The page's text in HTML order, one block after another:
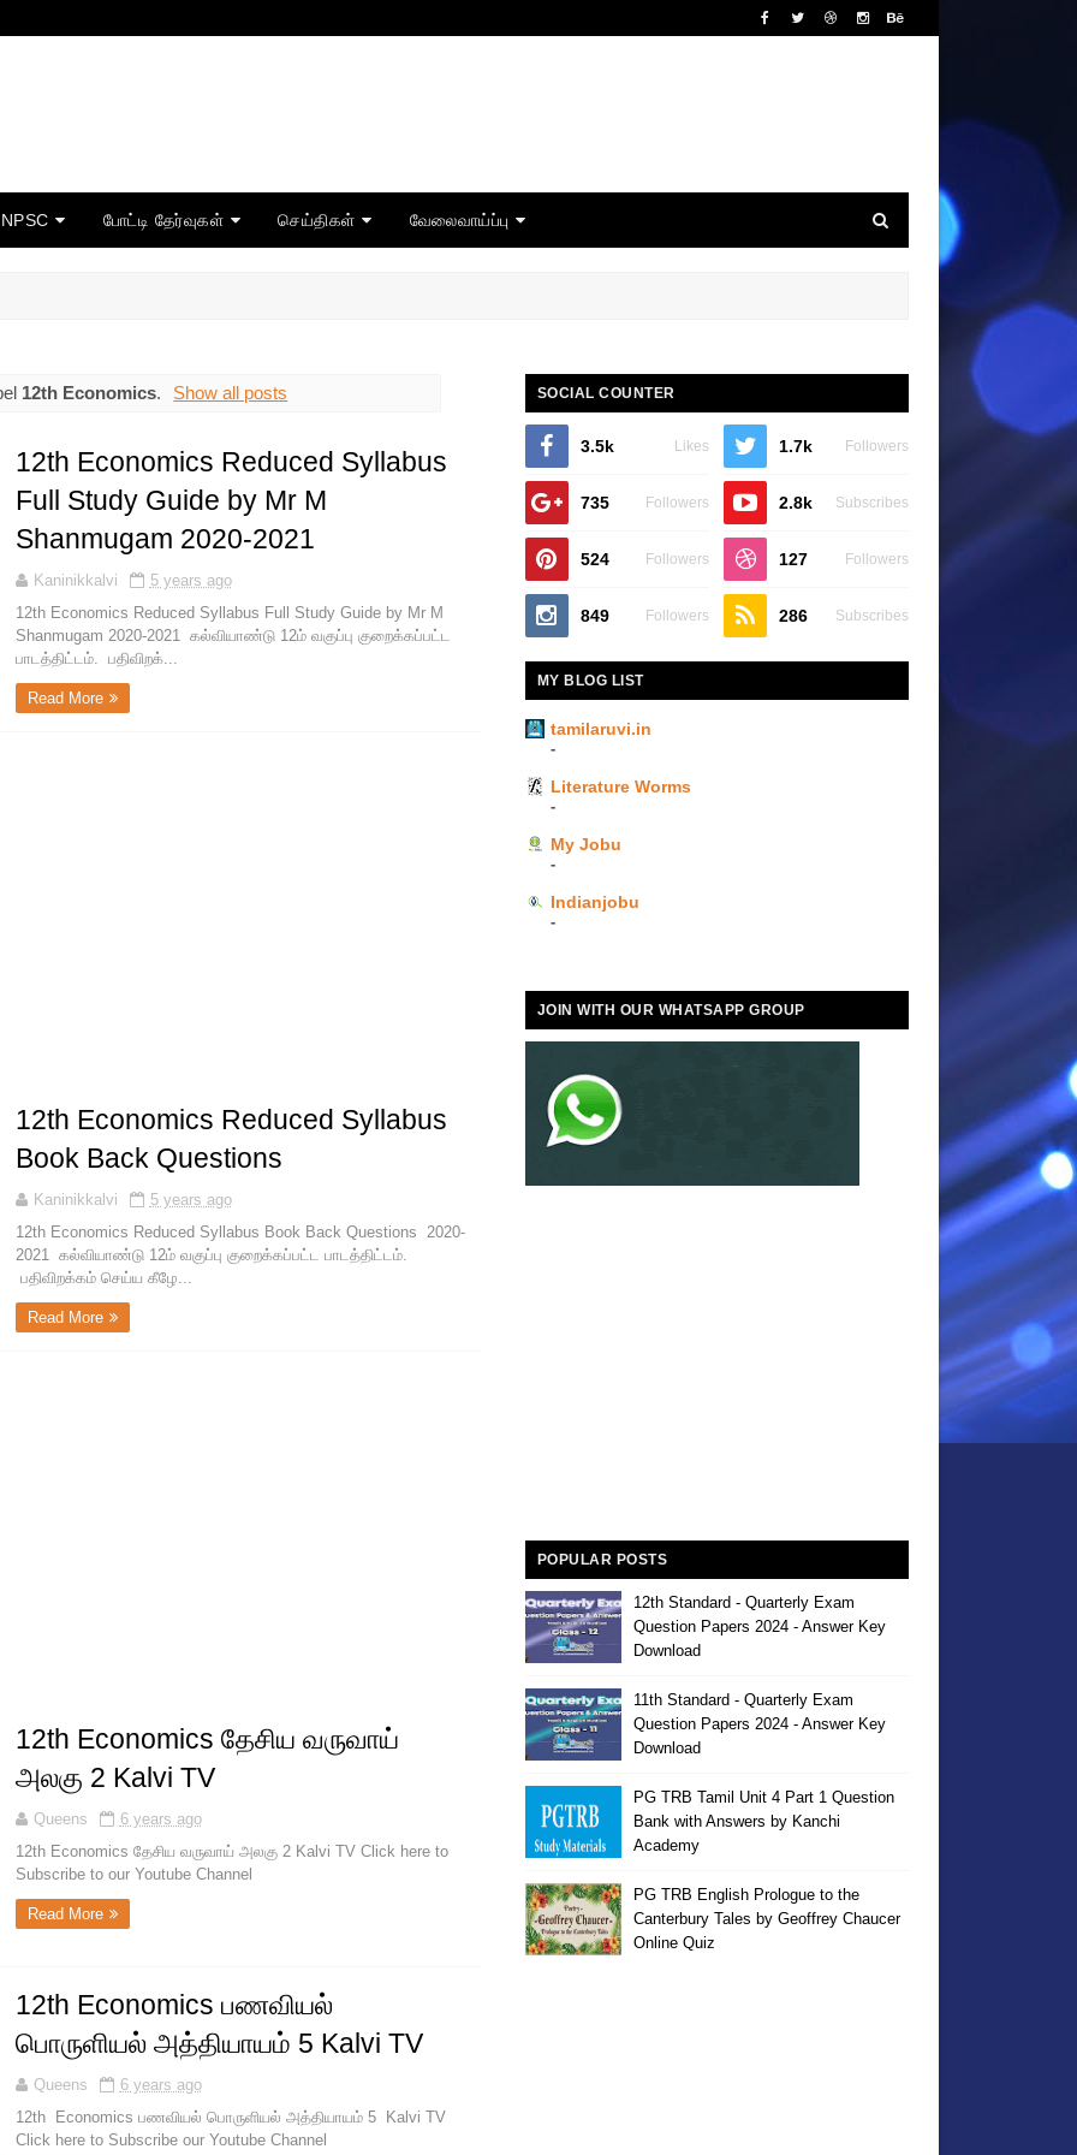
போட்டி தேர்வுகள் செய்திகள் வேலைவாய்ப்பு
12th Economics. Show all posts
12th Economics Reduced Syllabus
Full Study Guide by Mr M
Shanmugam 2020-2021
Kaninikkalvi
5 years ago
12th Economics Reduced Syllabus Full Study Guide by Mr M
Shanmugam 2020-2021 கல்வியாண்டு 12ம் வகுப்பு குறைக்கப்பட்ட
பாடத்திட்டம். பதிவிறக்...
Read More
12th Economics Reduced Syllabus
Book Back Questions
Kaninikkalvi
5 years ago
12th Economics Reduced Syllabus Book Back Questions 2020-
2021 கல்வியாண்டு 12ம் வகுப்பு குறைக்கப்பட்ட பாடத்திட்டம்.
பதிவிறக்கம் செய்ய கீழே...
Read More
12th Economics தேசிய வருவாய்
அலகு 2 Kalvi TV
Queens
6 years ago
12th Economics தேசிய வருவாய் அலகு 2 Kalvi TV Click here to
Subscribe to our Youtube Channel
Read More
12th Economics பணவியல்
பொருளியல் அத்தியாயம் 5 Kalvi TV
Queens
6 years ago
12th Economics பணவியல் பொருளியல் அத்தியாயம் 5 Kalvi TV
Click here to Subscribe our Youtube Channel
SOCIAL COUNTER
3.5k Likes 1.7k Followers
735 Followers 2.8k Subscribes
524 Followers 127 Followers
849 Followers 286 Subscribes
MY BLOG LIST
tamilaruvi.in
-
Literature Worms
-
My Jobu
-
Indianjobu
-
JOIN WITH OUR WHATSAPP GROUP
POPULAR POSTS
12th Standard - Quarterly Exam
Question Papers 2024 - Answer Key
Download
11th Standard - Quarterly Exam
Question Papers 2024 - Answer Key
Download
PG TRB Tamil Unit 4 Part 1 Question
Bank with Answers by Kanchi
Academy
PG TRB English Prologue to the
Canterbury Tales by Geoffrey Chaucer
Online Quiz